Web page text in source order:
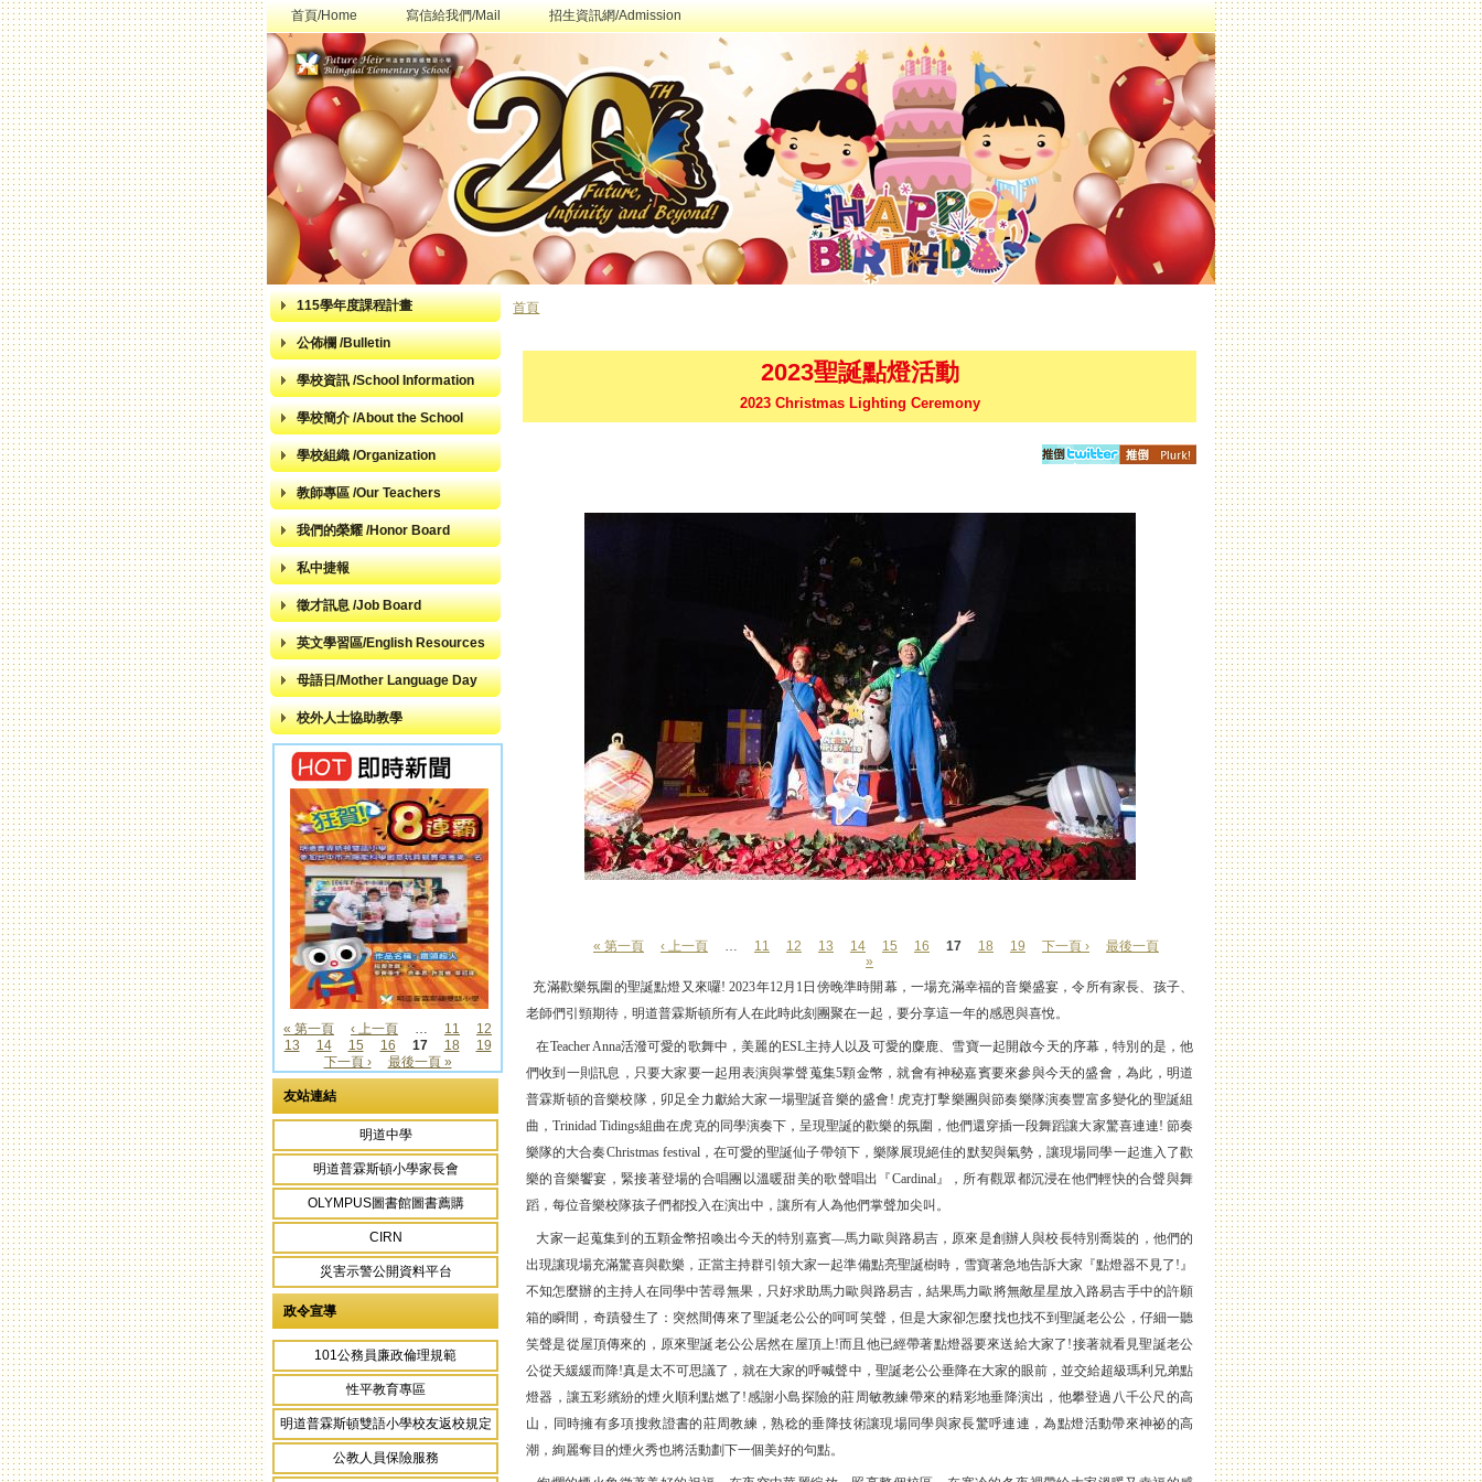
首頁/Home 寫信給我們/Mail 招生資訊網/Admission
115學年度課程計畫
公佈欄 /Bulletin
學校資訊 /School Information
學校簡介 /About the School
學校組織 /Organization
教師專區 /Our Teachers
我們的榮耀 /Honor Board
私中捷報
徵才訊息 /Job Board
英文學習區/English Resources
母語日/Mother Language Day
校外人士協助教學
頁面
« 第一頁 ‹ 上一頁 … 11
12
13
14 15 16 17 18
19
下一頁 ›
最後一頁 »
友站連結
明道中學
明道普霖斯頓小學家長會
OLYMPUS圖書館圖書薦購
CIRN
災害示警公開資料平台
政令宣導
101公務員廉政倫理規範
性平教育專區
明道普霖斯頓雙語小學校友返校規定
公教人員保險服務
首頁
2023聖誕點燈活動
2023 Christmas Lighting Ceremony
頁面
« 第一頁 ‹ 上一頁 11 12 13 14 15 16 17 18 19 下一頁 ›
最後一頁
»
充滿歡樂氛圍的聖誕點燈又來囉! 2023年12月1日傍晚準時開幕，一場充滿幸福的音樂盛宴，令所有家長、孩子、
老師們引頸期待，明道普霖斯頓所有人在此時此刻團聚在一起，要分享這一年的感恩與喜悅。
在Teacher Anna活潑可愛的歌舞中，美麗的ESL主持人以及可愛的麋鹿、雪寶一起開啟今天的序幕，特別的是，他
們收到一則訊息，只要大家要一起用表演與掌聲蒐集5顆金幣，就會有神秘嘉賓要來參與今天的盛會，為此，明道
普霖斯頓的音樂校隊，卯足全力獻給大家一場聖誕音樂的盛會! 虎克打擊樂團與節奏樂隊演奏豐富多變化的聖誕組
曲，Trinidad Tidings組曲在虎克的同學演奏下，呈現聖誕的歡樂的氛圍，他們還穿插一段舞蹈讓大家驚喜連連! 節奏
樂隊的大合奏Christmas festival，在可愛的聖誕仙子帶領下，樂隊展現絕佳的默契與氣勢，讓現場同學一起進入了歡
樂的音樂饗宴，緊接著登場的合唱團以溫暖甜美的歌聲唱出『Cardinal』，所有觀眾都沉浸在他們輕快的合聲與舞
蹈，每位音樂校隊孩子們都投入在演出中，讓所有人為他們掌聲加尖叫。
大家一起蒐集到的五顆金幣招喚出今天的特別嘉賓—馬力歐與路易吉，原來是創辦人與校長特別喬裝的，他們的
出現讓現場充滿驚喜與歡樂，正當主持群引領大家一起準備點亮聖誕樹時，雪寶著急地告訴大家『點燈器不見了!』
不知怎麼辦的主持人在同學中苦尋無果，只好求助馬力歐與路易吉，結果馬力歐將無敵星星放入路易吉手中的許願
箱的瞬間，奇蹟發生了：突然間傳來了聖誕老公公的呵呵笑聲，但是大家卻怎麼找也找不到聖誕老公公，仔細一聽
笑聲是從屋頂傳來的，原來聖誕老公公居然在屋頂上!而且他已經帶著點燈器要來送給大家了!接著就看見聖誕老公
公從天緩緩而降!真是太不可思議了，就在大家的呼喊聲中，聖誕老公公垂降在大家的眼前，並交給超級瑪利兄弟點
燈器，讓五彩繽紛的煙火順利點燃了!感謝小島探險的莊周敏教練帶來的精彩地垂降演出，他攀登過八千公尺的高
山，同時擁有多項搜救證書的莊周教練，熟稔的垂降技術讓現場同學與家長驚呼連連，為點燈活動帶來神祕的高
潮，絢麗奪目的煙火秀也將活動劃下一個美好的句點。